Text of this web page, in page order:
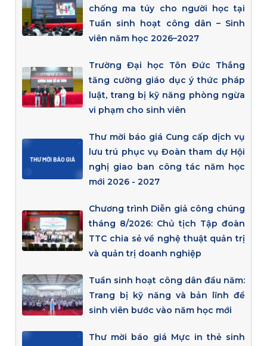
chống ma túy cho người học tại
Tuần sinh hoạt công dân – Sinh
viên năm học 2026–2027
Trường Đại học Tôn Đức Thắng
tăng cường giáo dục ý thức pháp
luật, trang bị kỹ năng phòng ngừa
vi phạm cho sinh viên
Thư mời báo giá Cung cấp dịch vụ
lưu trú phục vụ Đoàn tham dự Hội
nghị giao ban công tác năm học
mới 2026 - 2027
Chương trình Diễn giả công chúng
tháng 8/2026: Chủ tịch Tập đoàn
TTC chia sẻ về nghệ thuật quản trị
và quản trị doanh nghiệp
Tuần sinh hoạt công dân đầu năm:
Trang bị kỹ năng và bản lĩnh để
sinh viên bước vào năm học mới
Thư mời báo giá Mực in thẻ sinh